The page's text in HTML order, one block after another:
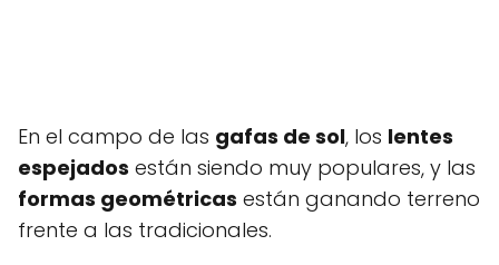
En el campo de las gafas de sol, los lentes
espejados están siendo muy populares, y las
formas geométricas están ganando terreno
frente a las tradicionales.